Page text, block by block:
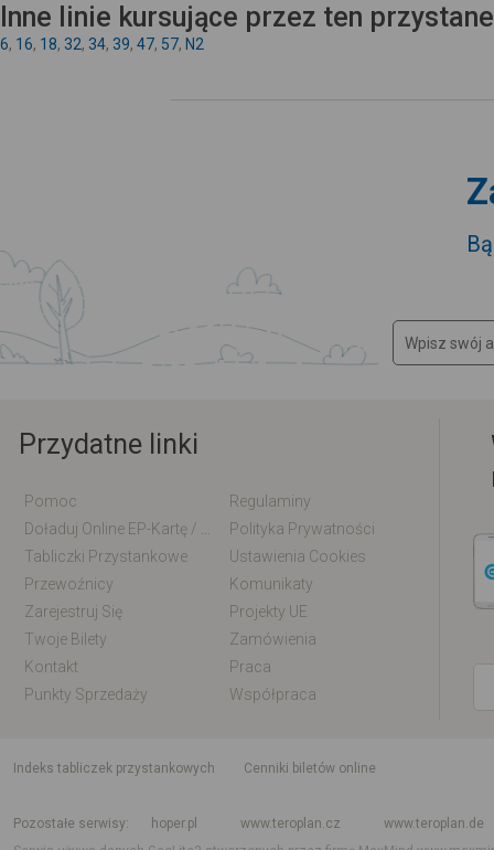
Inne linie kursujące przez ten
6, 16, 18, 32, 34, 39, 47, 57, N2
Przydatne linki
Pomoc
Regulaminy
Polityka Prywatności
Tabliczki Przystankowe
Ustawienia Cookies
Przewoźnicy
Komunikaty
Zarejestruj Się
Projekty UE
Twoje Bilety
Zamówienia
Kontakt
Praca
Punkty Sprzedaży
Współpraca
indeks tabliczek przystankowych
Cenniki biletów online
Pozostałe serwisy
hoper.pl www.teroplan.cz
www.teroplan.de